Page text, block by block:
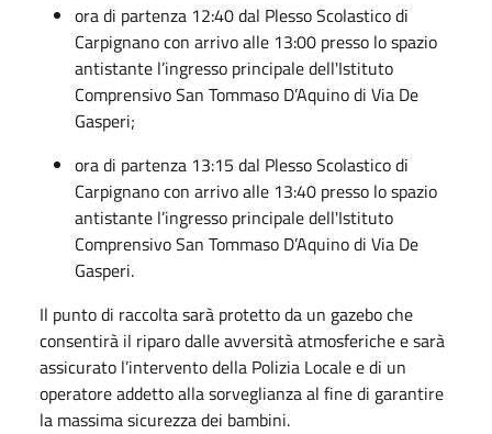
ora di partenza 12:40 dal Plesso Scolastico di
Carpignano con arrivo alle 13:00 presso lo spazio
antistante l’ingresso principale dell'Istituto
Comprensivo San Tommaso D’Aquino di Via De
Gasperi;
ora di partenza 13:15 dal Plesso Scolastico di
Carpignano con arrivo alle 13:40 presso lo spazio
antistante l’ingresso principale dell'Istituto
Comprensivo San Tommaso D’Aquino di Via De
Gasperi.
Il punto di raccolta sarà protetto da un gazebo che
consentirà il riparo dalle avversità atmosferiche e sarà
assicurato l’intervento della Polizia Locale e di un
operatore addetto alla sorveglianza al fine di garantire
la massima sicurezza dei bambini.